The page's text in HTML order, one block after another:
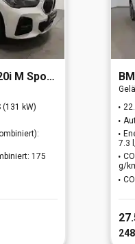
(EURO 6d)
(131 kW)
175
7.3
g/